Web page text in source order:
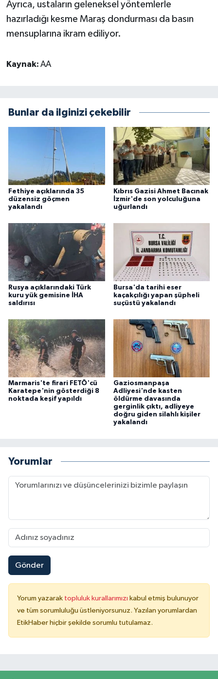
Ayrıca, ustaların geleneksel yöntemlerle
hazırladığı kesme Maraş dondurması da basın
mensuplarına ikram ediliyor.
Kaynak: AA
Bunlar da ilginizi çekebilir
Fethiye açıklarında 35
düzensiz göçmen
yakalandı
Kıbrıs Gazisi Ahmet Bacınak
İzmir'de son yolculuğuna
uğurlandı
Rusya açıklarındaki Türk
kuru yük gemisine İHA
saldırısı
Bursa'da tarihi eser
kaçakçılığı yapan şüpheli
suçüstü yakalandı
Marmaris'te firari FETÖ'cü
Karatepe'nin gösterdiği 8
noktada keşif yapıldı
Gaziosmanpaşa
Adliyesi'nde kasten
öldürme davasında
gerginlik çıktı, adliyeye
doğru giden silahlı kişiler
yakalandı
Yorumlar
Gönder
Yorum yazarak topluluk kurallarımızı kabul etmiş bulunuyor
ve tüm sorumluluğu üstleniyorsunuz. Yazılan yorumlardan
EtikHaber hiçbir şekilde sorumlu tutulamaz.